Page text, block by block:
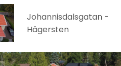
Johannisdalsgatan -
Hägersten